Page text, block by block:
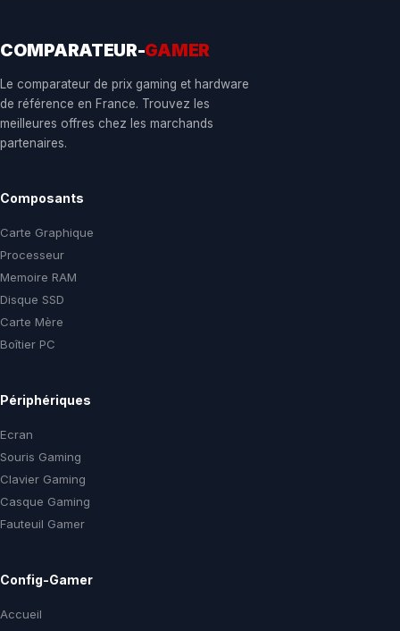
COMPARATEUR-GAMER
Le comparateur de prix gaming et hardware
de référence en France. Trouvez les
meilleures offres chez les marchands
partenaires.
Composants
Carte Graphique
Processeur
Memoire RAM
Disque SSD
Carte Mère
Boîtier PC
Périphériques
Ecran
Souris Gaming
Clavier Gaming
Casque Gaming
Fauteuil Gamer
Config-Gamer
Accueil